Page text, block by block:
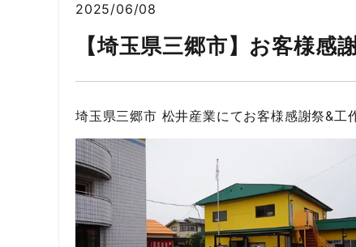
2025/06/08
【埼玉県三郷市】お客様
埼玉県三郷市 松井産業にてお客様感謝祭&工